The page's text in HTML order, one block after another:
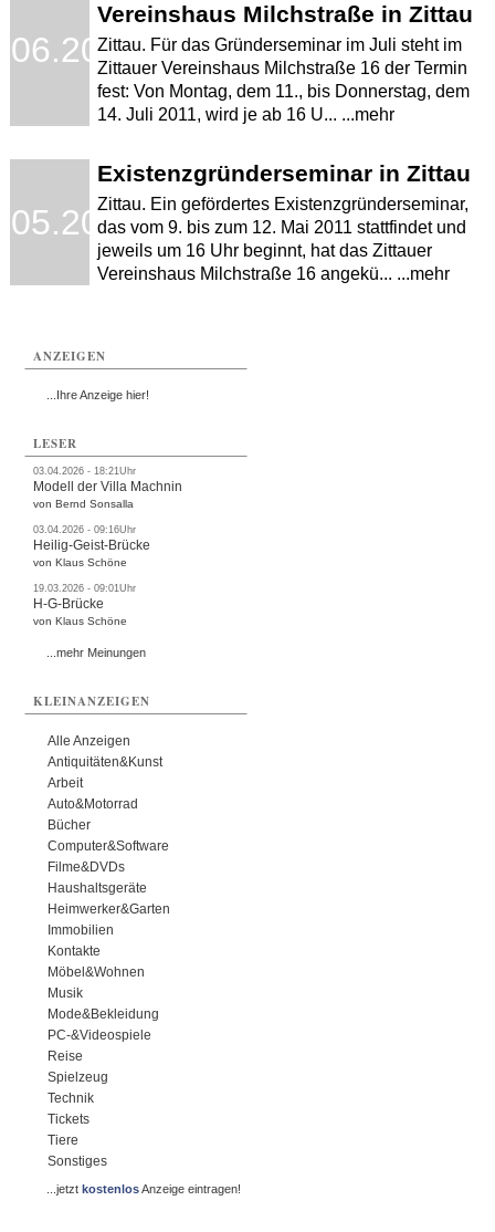
Vereinshaus Milchstraße in Zittau
Zittau. Für das Gründerseminar im Juli steht im
Zittauer Vereinshaus Milchstraße 16 der Termin
fest: Von Montag, dem 11., bis Donnerstag, dem
14. Juli 2011, wird je ab 16 U... ...mehr
Existenzgründerseminar in Zittau
Zittau. Ein gefördertes Existenzgründerseminar,
das vom 9. bis zum 12. Mai 2011 stattfindet und
jeweils um 16 Uhr beginnt, hat das Zittauer
Vereinshaus Milchstraße 16 angekü... ...mehr
ANZEIGEN
...Ihre Anzeige hier!
LESER
03.04.2026 - 18:21Uhr
Modell der Villa Machnin
von Bernd Sonsalla
03.04.2026 - 09:16Uhr
Heilig-Geist-Brücke
von Klaus Schöne
19.03.2026 - 09:01Uhr
H-G-Brücke
von Klaus Schöne
...mehr Meinungen
KLEINANZEIGEN
Alle Anzeigen
Antiquitäten&Kunst
Arbeit
Auto&Motorrad
Bücher
Computer&Software
Filme&DVDs
Haushaltsgeräte
Heimwerker&Garten
Immobilien
Kontakte
Möbel&Wohnen
Musik
Mode&Bekleidung
PC-&Videospiele
Reise
Spielzeug
Technik
Tickets
Tiere
Sonstiges
...jetztkostenlosAnzeige eintragen!